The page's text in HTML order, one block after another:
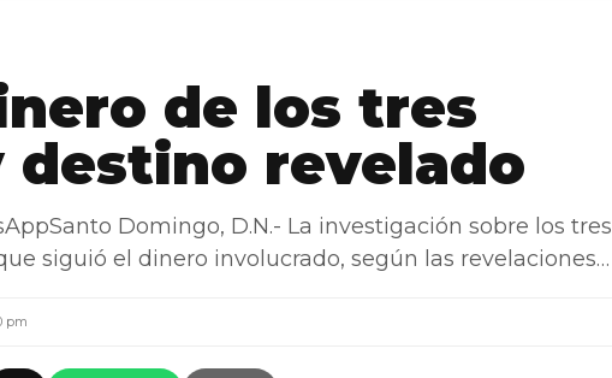
de los tres
destino revelado
Domingo, D.N.- La investigación sobre los tres
siguió el dinero involucrado, según las revelaciones…
pm